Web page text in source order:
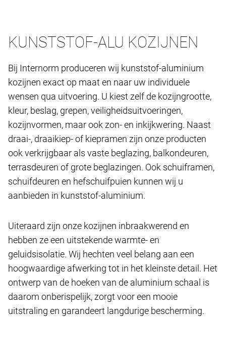
KUNSTSTOF-ALU KOZIJNEN
Bij Internorm produceren wij kunststof-aluminium
kozijnen exact op maat en naar uw individuele
wensen qua uitvoering. U kiest zelf de kozijngrootte,
kleur, beslag, grepen, veiligheidsuitvoeringen,
kozijnvormen, maar ook zon- en inkijkwering. Naast
draai-, draaikiep- of kiepramen zijn onze producten
ook verkrijgbaar als vaste beglazing, balkondeuren,
terrasdeuren of grote beglazingen. Ook schuiframen,
schuifdeuren en hefschuifpuien kunnen wij u
aanbieden in kunststof-aluminium.
Uiteraard zijn onze kozijnen inbraakwerend en
hebben ze een uitstekende warmte- en
geluidsisolatie. Wij hechten veel belang aan een
hoogwaardige afwerking tot in het kleinste detail. Het
ontwerp van de hoeken van de aluminium schaal is
daarom onberispelijk, zorgt voor een mooie
uitstraling en garandeert langdurige bescherming.